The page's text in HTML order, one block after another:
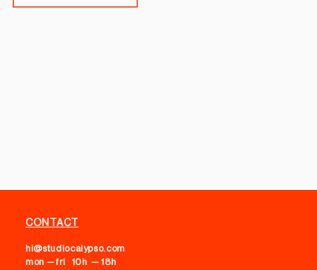
CONTACT
hi@studiocalypso.com
mon — fri 10h — 18h